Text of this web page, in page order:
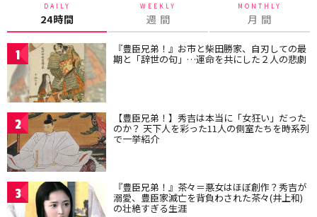
DAILY
24時間
WEEKLY
週 間
MONTHLY
月 間
1 『豊臣兄弟！』お市と柴田勝家、自刃しての最
期と「辞世の句」…運命を共にした２人の悲劇
2 【豊臣兄弟！】秀吉は本当に「女狂い」だった
のか？ 天下人を彩った11人の側室たちを時系列
で一挙紹介
3 『豊臣兄弟！』茶々＝悪女はほぼ創作？秀吉が
溺愛、豊臣家滅亡を背負わされた茶々(井上和)
の壮絶すぎる生涯